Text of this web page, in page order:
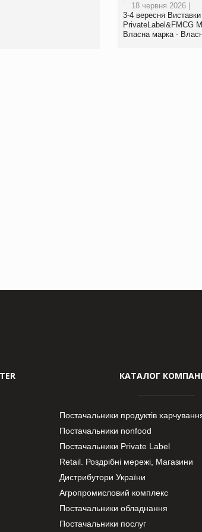
www.trademaster.ua.
правила. Особливості.
18 червня 2026 |
3-4 вересня Виставки
PrivateLabel&FMCG
Власна марка -
КАТАЛОГ
Постачальники продуктів
Постачальники nonfood
Постачальники Private Label
Retail. Роздрібні мережі, Магазини
Дистрибутори України
Агропромисловий комплекс
Постачальники обладнання
Постачальники послуг